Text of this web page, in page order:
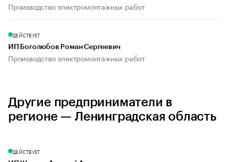
Производство электромонтажных работ
ДЕЙСТВУЕТ
ИП Боголюбов Роман Сергеевич
Производство электромонтажных работ
Другие предприниматели в
регионе — Ленинградская область
ДЕЙСТВУЕТ